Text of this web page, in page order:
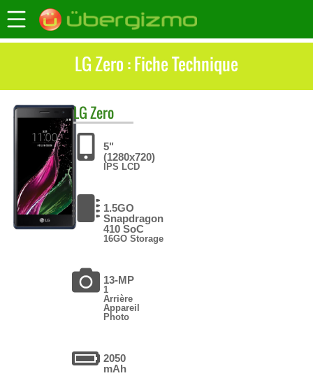
LG Zero : Fiche Technique
LGZero
5"
(1280x720)
IPS LCD
1.5GO
Snapdragon
410 SoC
16GO Storage
13-MP
1
Arrière
Appareil
Photo
2050
mAh